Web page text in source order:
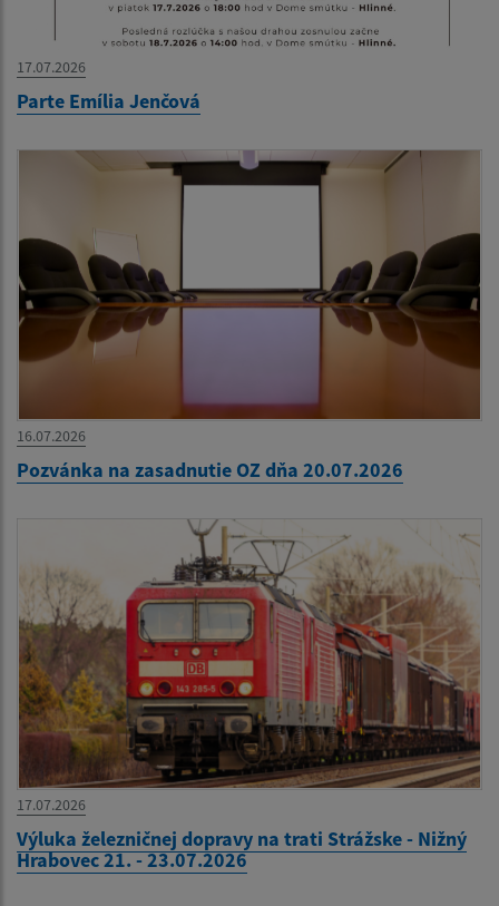
17.07.2026
Parte Emília Jenčová
16.07.2026
Pozvánka na zasadnutie OZ dňa 20.07.2026
17.07.2026
Výluka železničnej dopravy na trati Strážske - Nižný
Hrabovec 21. - 23.07.2026